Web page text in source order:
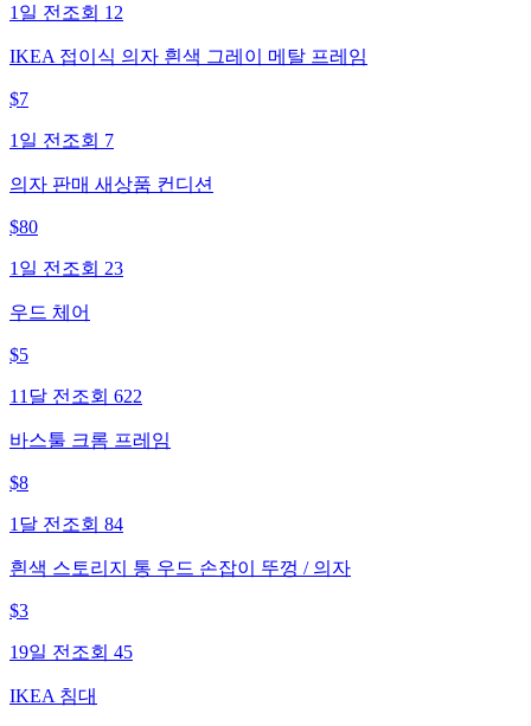
1일 전 조회 12
IKEA 접이식 의자 흰색 그레이 메탈 프레임
$7
1일 전 조회 7
의자 판매 새상품 컨디션
$80
1일 전 조회 23
우드 체어
$5
11달 전 조회 622
바스툴 크롬 프레임
$8
1달 전 조회 84
흰색 스토리지 통 우드 손잡이 뚜껑 / 의자
$3
19일 전 조회 45
IKEA 침대